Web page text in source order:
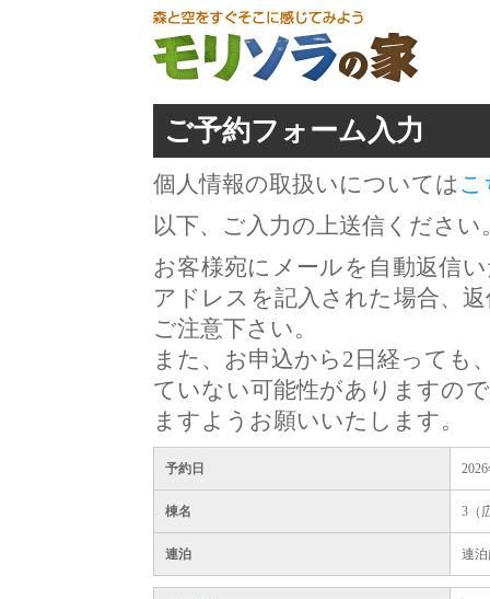
ご予約フォーム入力
個人情報の取扱いについては こ
以下、ご入力の上送信ください
お客様宛にメールを自動返信
アドレスを記入された場合、
ご注意下さい。
また、お申込から2日経っても
ていない可能性がありますの
ますようお願いいたします。
予約日
棟名 3（
連泊 連